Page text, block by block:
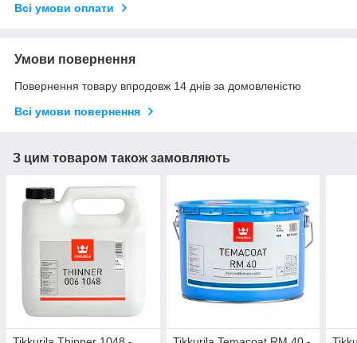
Всі умови оплати
Умови повернення
Повернення товару впродовж 14 днів за домовленістю
Всі умови повернення
З цим товаром також замовляють